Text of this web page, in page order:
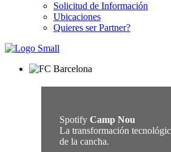
Solicitud de Información
Ubicaciones
Quieres ser Partner?
Spotify Camp Nou
La transformación
de la cancha.